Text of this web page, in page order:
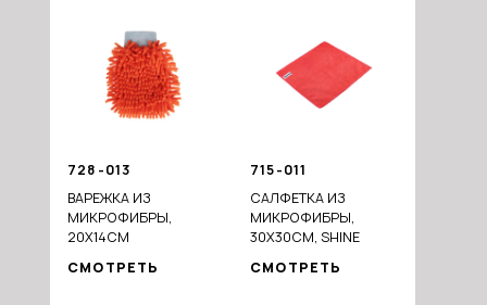
728-013
ВАРЕЖКА ИЗ
МИКРОФИБРЫ,
20X14СМ
СМОТРЕТЬ
715-011
САЛФЕТКА ИЗ
МИКРОФИБРЫ,
30Х30СМ, SHINE
СМОТРЕТЬ